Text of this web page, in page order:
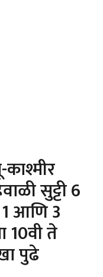
सुट्टी 6
आणि 3
10वी ते
पुढे